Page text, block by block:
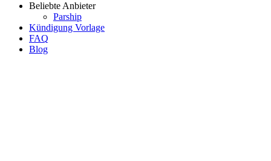
Beliebte Anbieter
Parship
Kündigung Vorlage
FAQ
Blog